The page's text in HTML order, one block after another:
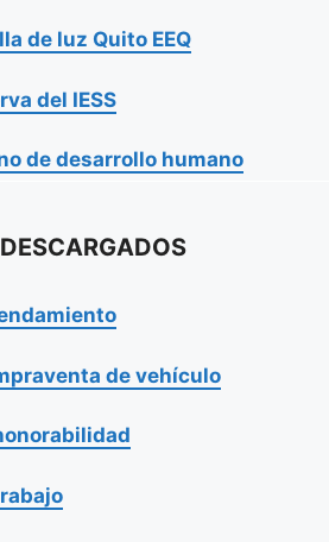
de luz Quito EEQ
del IESS
de desarrollo humano
de vehículo